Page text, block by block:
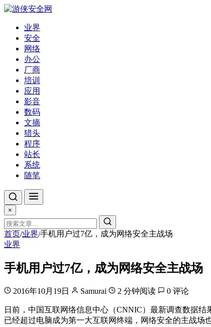
业界
安全
网络
办公
厂商
培训
应用
影音
数码
文摘
猎头
程序
站长
系统
随笔
×
首页/业界/手机用户过7亿，成为网络安全主战场
业界
手机用户过7亿，成为网络安全主战场
2016年10月19日 Samurai 2 分钟阅读 0 评论
日前，中国互联网络信息中心（CNNIC）最新调查数据
已经超过电脑成为第一大互联网终端，网络安全的主战场